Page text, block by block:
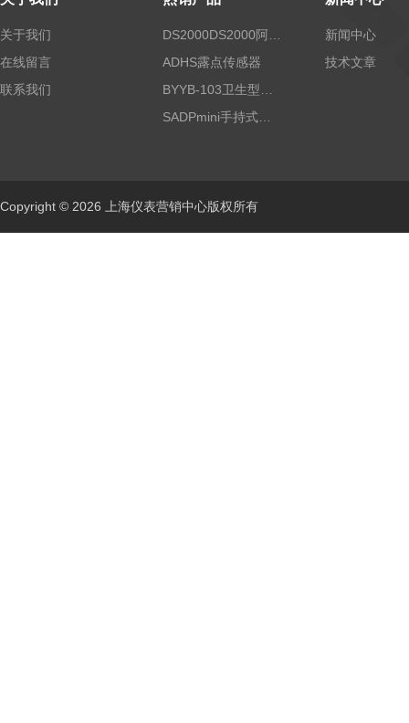
关于我们
在线留言
联系我们
ADHS露点传感器
新闻中心
技术文章
Copyright © 2026 上海仪表营销中心版权所有